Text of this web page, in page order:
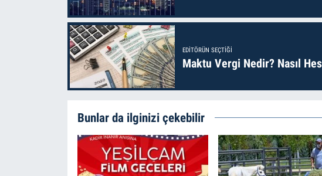
EDITÖRÜN SEÇTIĞI
Maktu Vergi Nedir? Nasıl
Bunlar da ilginizi çekebilir